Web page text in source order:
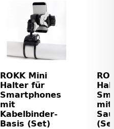
ROKK Mini
Halter für
Smartphones
mit
Kabelbinder-
Basis (Set)
mit